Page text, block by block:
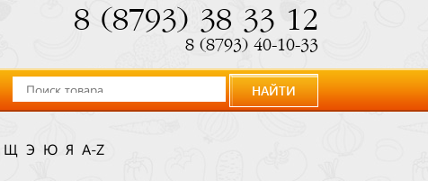
8 (8793) 38 33 12
8 (8793) 40-10-33
НАЙТИ
Э Ю Я A-Z